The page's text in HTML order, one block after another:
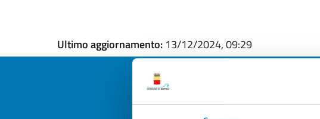
Ultimo aggiornamento: 13/12/2024, 09:29